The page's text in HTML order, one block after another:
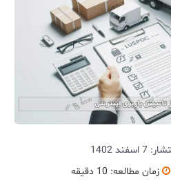
7 اسفند 1402
زمان مطالعه: 10 دقیقه